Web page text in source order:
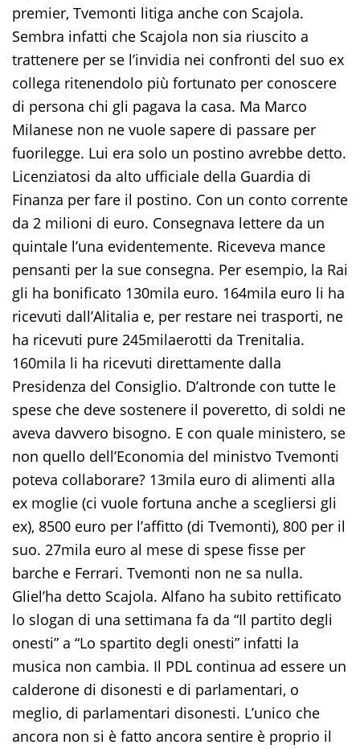
premier, Tvemonti litiga anche con Scajola.
Sembra infatti che Scajola non sia riuscito a
trattenere per se l’invidia nei confronti del suo ex
collega ritenendolo più fortunato per conoscere
di persona chi gli pagava la casa. Ma Marco
Milanese non ne vuole sapere di passare per
fuorilegge. Lui era solo un postino avrebbe detto.
Licenziatosi da alto ufficiale della Guardia di
Finanza per fare il postino. Con un conto corrente
da 2 milioni di euro. Consegnava lettere da un
quintale l’una evidentemente. Riceveva mance
pensanti per la sue consegna. Per esempio, la Rai
gli ha bonificato 130mila euro. 164mila euro li ha
ricevuti dall’Alitalia e, per restare nei trasporti, ne
ha ricevuti pure 245milaerotti da Trenitalia.
160mila li ha ricevuti direttamente dalla
Presidenza del Consiglio. D’altronde con tutte le
spese che deve sostenere il poveretto, di soldi ne
aveva davvero bisogno. E con quale ministero, se
non quello dell’Economia del ministvo Tvemonti
poteva collaborare? 13mila euro di alimenti alla
ex moglie (ci vuole fortuna anche a scegliersi gli
ex), 8500 euro per l’affitto (di Tvemonti), 800 per il
suo. 27mila euro al mese di spese fisse per
barche e Ferrari. Tvemonti non ne sa nulla.
Gliel’ha detto Scajola. Alfano ha subito rettificato
lo slogan di una settimana fa da “Il partito degli
onesti” a “Lo spartito degli onesti” infatti la
musica non cambia. Il PDL continua ad essere un
calderone di disonesti e di parlamentari, o
meglio, di parlamentari disonesti. L’unico che
ancora non si è fatto ancora sentire è proprio il